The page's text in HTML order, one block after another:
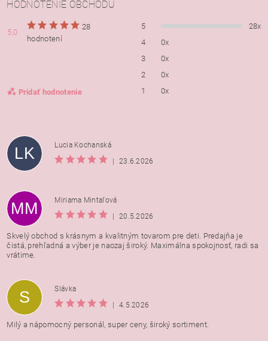
HODNOTENIE OBCHODU
5,0
28
hodnotení
Pridať hodnotenie
5
28x
4
0x
3
0x
2
0x
1
0x
Vložením hodnotenie súhlasíte s
osobných údajov
LK
Lucia Kochanská
|
23.6.2026
MM
Miriama Mintaľová
|
20.5.2026
Skvelý obchod s krásnym a kvalitným tovarom pre deti. Predajňa je
čistá, prehľadná a výber je naozaj široký. Maximálna spokojnosť, radi sa
vrátime.
S
Slávka
|
4.5.2026
Milý a nápomocný personál, super ceny, široký sortiment.